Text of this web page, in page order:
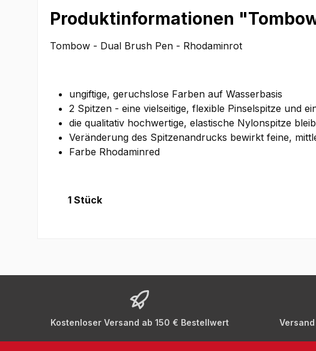
Produktinformationen
Tombow - Dual Brush Pen - Rhodaminrot
ungiftige, geruchslose Farben auf Wasserbasis
2 Spitzen - eine vielseitige, flexible Pinselspitze und
die qualitativ hochwertige, elastische Nylonspitze
Veränderung des Spitzenandrucks bewirkt feine,
Farbe Rhodaminred
1 Stück
Kostenloser Versand ab 150 € Bestellwert